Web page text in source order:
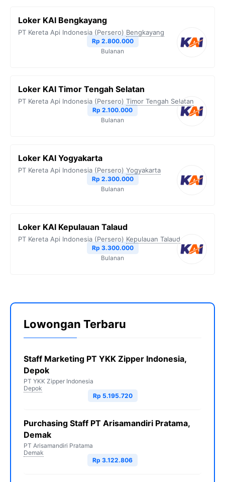
Loker KAI Bengkayang
PT Kereta Api Indonesia (Persero) Bengkayang
Rp 2.800.000
Bulanan
Loker KAI Timor Tengah Selatan
PT Kereta Api Indonesia (Persero) Timor Tengah Selatan
Rp 2.100.000
Bulanan
Loker KAI Yogyakarta
PT Kereta Api Indonesia (Persero) Yogyakarta
Rp 2.300.000
Bulanan
Loker KAI Kepulauan Talaud
PT Kereta Api Indonesia (Persero) Kepulauan Talaud
Rp 3.300.000
Bulanan
Lowongan Terbaru
Staff Marketing PT YKK Zipper Indonesia,
Depok
PT YKK Zipper Indonesia
Depok
Rp 5.195.720
Purchasing Staff PT Arisamandiri Pratama,
Demak
PT Arisamandiri Pratama
Demak
Rp 3.122.806